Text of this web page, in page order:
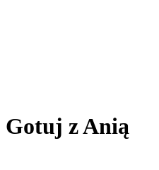
Gotuj z Anią